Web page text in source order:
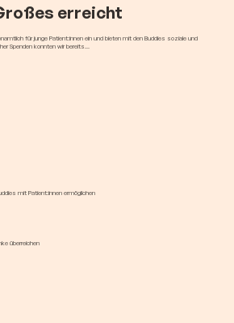
mit Patient:innen ermöglichen
überreichen
erreicht
für junge Patient:innen ein und bieten mit den Buddies soziale und
Spenden konnten wir bereits...